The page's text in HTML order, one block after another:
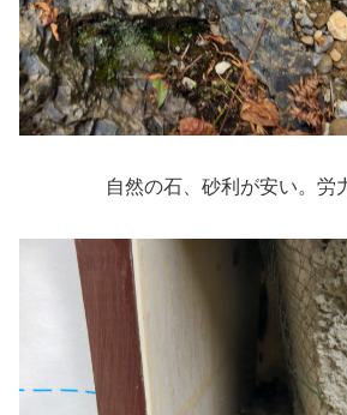
自然の石、砂利が安い。労